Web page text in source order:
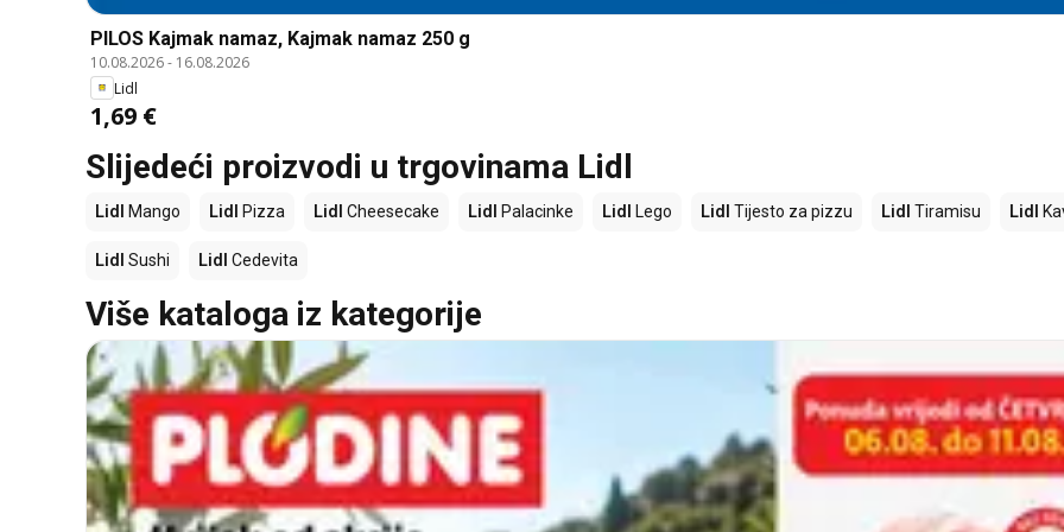
PILOS Kajmak namaz, Kajmak namaz 250 g
10.08.2026- 16.08.2026
Lidl
1,69 €
Slijedeći proizvodi u trgovinama Lidl
Lidl Mango Lidl Pizza Lidl Cheesecake Lidl Palacinke Lidl Lego Lidl Tijesto za pizzu Lidl Tiramisu Lidl
Lidl Sushi Lidl Cedevita
Više kataloga iz kategorije